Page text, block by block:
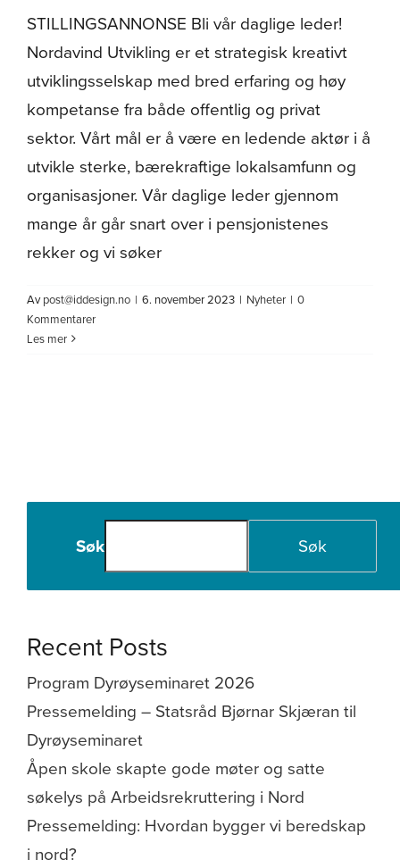
STILLINGSANNONSE Bli vår daglige leder!
Nordavind Utvikling er et strategisk kreativt
utviklingsselskap med bred erfaring og høy
kompetanse fra både offentlig og privat
sektor. Vårt mål er å være en ledende aktør i å
utvikle sterke, bærekraftige lokalsamfunn og
organisasjoner. Vår daglige leder gjennom
mange år går snart over i pensjonistenes
rekker og vi søker
Avpost@iddesign.no | 6. november 2023 | Nyheter | 0
Kommentarer
Les mer
Søk Søk
Recent Posts
Program Dyrøyseminaret 2026
Pressemelding – Statsråd Bjørnar Skjæran til
Dyrøyseminaret
Åpen skole skapte gode møter og satte
søkelys på Arbeidsrekruttering i Nord
Pressemelding: Hvordan bygger vi beredskap
i nord?